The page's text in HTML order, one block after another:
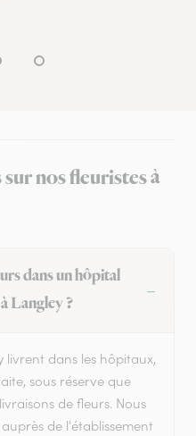
nos fleuristes à
dans un hôpital
Langley ?
livrent dans les hôpitaux,
sous réserve que
de fleurs. Nous
de l'établissement